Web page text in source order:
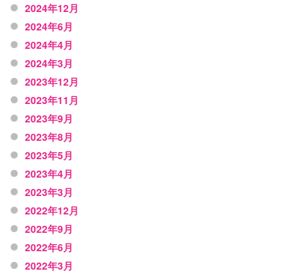
2024年12月
2024年6月
2024年4月
2024年3月
2023年12月
2023年11月
2023年9月
2023年8月
2023年5月
2023年4月
2023年3月
2022年12月
2022年9月
2022年6月
2022年3月